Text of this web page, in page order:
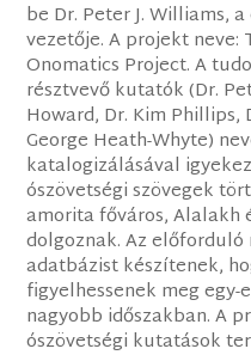
be Dr. Peter J. Williams,
vezetője. A projekt neve:
Onomatics Project. A
résztvevő kutatók (Dr.
Howard, Dr. Kim Phillips,
George Heath-Whyte)
katalogizálásával
ószövetségi szövegek
amorita főváros, Alalakh
dolgoznak. Az
adatbázist készítenek,
figyelhessenek meg
nagyobb időszakban. A
ószövetségi kutatások